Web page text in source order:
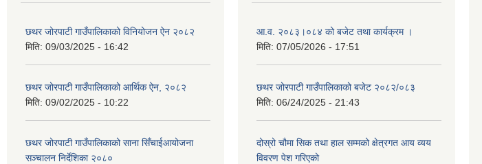
छथर जोरपाटी गाउँपालिकाको विनियोजन ऐन २०८२
मिति: 09/03/2025 - 16:42
छथर जोरपाटी गाउँपालिकाको आर्थिक ऐन, २०८२
मिति: 09/02/2025 - 10:22
छथर जोरपाटी गाउँपालिकाको साना सिँचाईआयोजना
सञ्चालन निर्देशिका २०८०
आ.व. २०८३।०८४ को बजेट तथा कार्यक्रम ।
मिति: 07/05/2026 - 17:51
छथर जोरपाटी गाउँपालिकाको बजेट २०८२/०८३
मिति: 06/24/2025 - 21:43
दोस्रो चौमा सिक तथा हाल सम्मको क्षेत्रगत आय व्यय
विवरण पेश गरिएको